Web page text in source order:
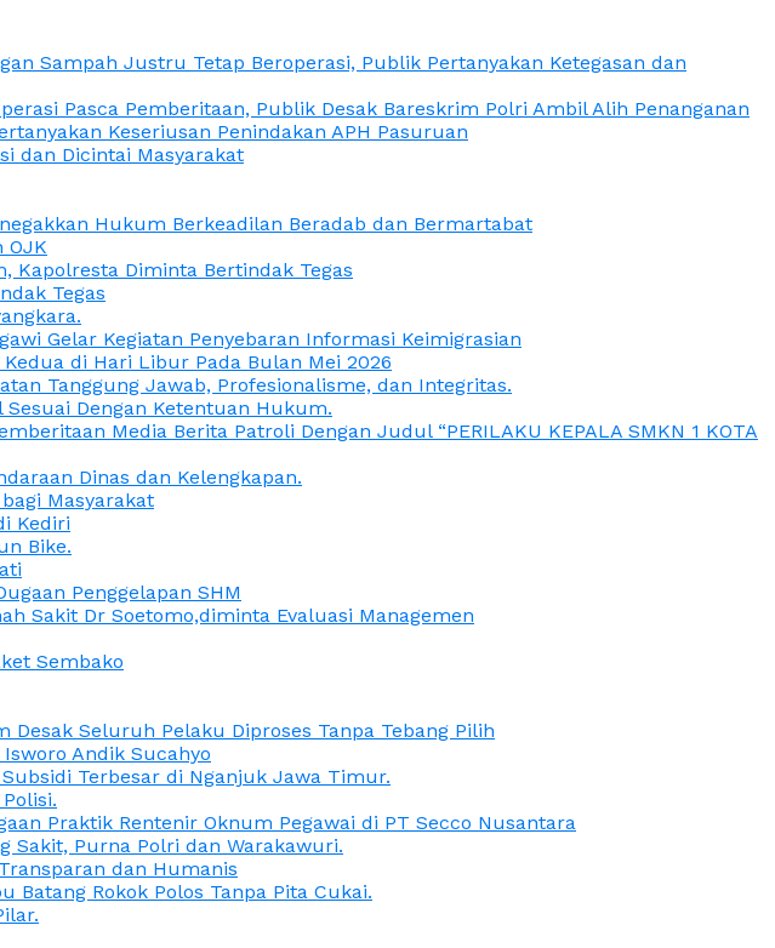
Sampah Justru Tetap Beroperasi, Publik Pertanyakan Ketegasan dan
Pasca Pemberitaan, Publik Desak Bareskrim Polri Ambil Alih Penanganan
Keseriusan Penindakan APH Pasuruan
dan Dicintai Masyarakat
Hukum Berkeadilan Beradab dan Bermartabat
OJK
Kapolresta Diminta Bertindak Tegas
Tegas
Gelar Kegiatan Penyebaran Informasi Keimigrasian
di Hari Libur Pada Bulan Mei 2026
Tanggung Jawab, Profesionalisme, dan Integritas.
Dengan Ketentuan Hukum.
Media Berita Patroli Dengan Judul “PERILAKU KEPALA SMKN 1 KOTA
Dinas dan Kelengkapan.
Masyarakat
Kediri
Bike.
Penggelapan SHM
Sakit Dr Soetomo,diminta Evaluasi Managemen
Sembako
Seluruh Pelaku Diproses Tanpa Tebang Pilih
Andik Sucahyo
Terbesar di Nganjuk Jawa Timur.
Praktik Rentenir Oknum Pegawai di PT Secco Nusantara
Sakit, Purna Polri dan Warakawuri.
dan Humanis
Batang Rokok Polos Tanpa Pita Cukai.